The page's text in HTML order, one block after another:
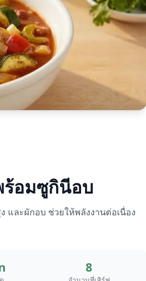
ร้อมซูกินีอบ
และผักอบ ช่วยให้พลังงานต่อเนื่อง
8